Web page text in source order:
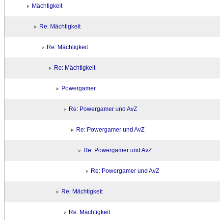
Mächtigkeit
Re: Mächtigkeit
Re: Mächtigkeit
Re: Mächtigkeit
Powergamer
Re: Powergamer und AvZ
Re: Powergamer und AvZ
Re: Powergamer und AvZ
Re: Powergamer und AvZ
Re: Mächtigkeit
Re: Mächtigkeit